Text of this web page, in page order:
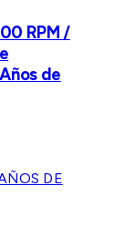
RPM /
de